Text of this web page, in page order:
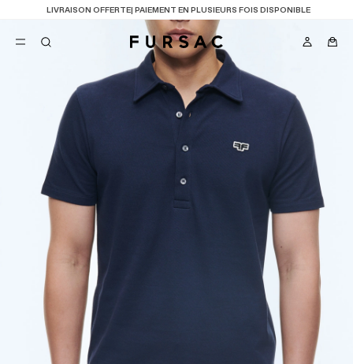
LAST CHANCE: JUSQU'A -50% SUR NOTRE SÉLECTION
FAVORIS
COSTUMES
PANTALONS
BLOUSONS
SUGGESTIONS
MEILLEURES VENTES
NOUVELLE COLLECTION
LAST CHANCE